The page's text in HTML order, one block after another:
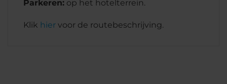
Parkeren: op het hotelterrein.
Klik hier voor de routebeschrijving.